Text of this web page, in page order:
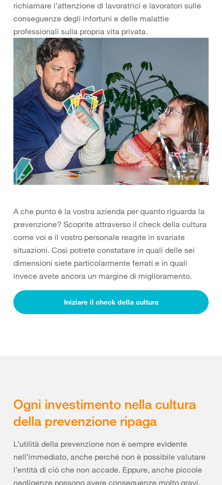
richiamare l’attenzione di lavoratrici e lavoratori sulle
conseguenze degli infortuni e delle malattie
professionali sulla propria vita privata.
A che punto è la vostra azienda per quanto riguarda la
prevenzione? Scoprite attraverso il check della cultura
come voi e il vostro personale reagite in svariate
situazioni. Così potrete constatare in quali delle sei
dimensioni siete particolarmente ferrati e in quali
invece avete ancora un margine di miglioramento.
Iniziare il check della cultura
Ogni investimento nella cultura
della prevenzione ripaga
L’utilità della prevenzione non è sempre evidente
nell’immediato, anche perché non è possibile valutare
l’entità di ciò che non accade. Eppure, anche piccole
negligenze possono avere conseguenze molto gravi.